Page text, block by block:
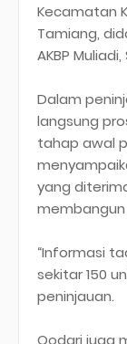
Kecamatan
Tamiang,
AKBP Muliadi,
Dalam
langsung
tahap awal
yang
membangun
“Informasi
sekitar 150
peninjauan.
Qodari juga